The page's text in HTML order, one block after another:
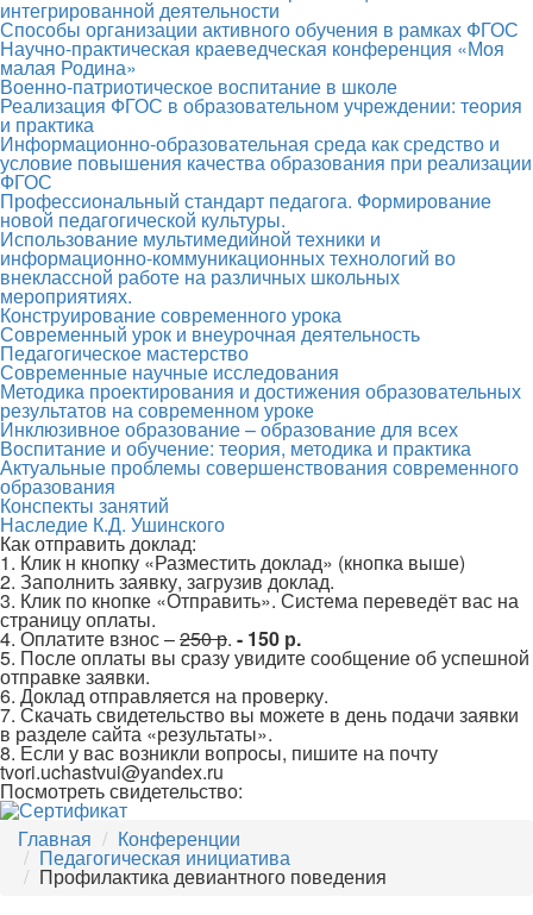
интегрированной деятельности
Способы организации активного обучения в рамках ФГОС
Научно-практическая краеведческая конференция «Моя
малая Родина»
Военно-патриотическое воспитание в школе
Реализация ФГОС в образовательном учреждении: теория
и практика
Информационно-образовательная среда как средство и
условие повышения качества образования при реализации
ФГОС
Профессиональный стандарт педагога. Формирование
новой педагогической культуры.
Использование мультимедийной техники и
информационно-коммуникационных технологий во
внеклассной работе на различных школьных
мероприятиях.
Конструирование современного урока
Современный урок и внеурочная деятельность
Педагогическое мастерство
Современные научные исследования
Методика проектирования и достижения образовательных
результатов на современном уроке
Инклюзивное образование – образование для всех
Воспитание и обучение: теория, методика и практика
Актуальные проблемы совершенствования современного
образования
Конспекты занятий
Наследие К.Д. Ушинского
Как отправить доклад:
1. Клик н кнопку «Разместить доклад» (кнопка выше)
2. Заполнить заявку, загрузив доклад.
3. Клик по кнопке «Отправить». Система переведёт вас на
страницу оплаты.
4. Оплатите взнос –250 р. - 150 р.
5. После оплаты вы сразу увидите сообщение об успешной
отправке заявки.
6. Доклад отправляется на проверку.
7. Скачать свидетельство вы можете в день подачи заявки
в разделе сайта «результаты».
8. Если у вас возникли вопросы, пишите на почту
tvori.uchastvui@yandex.ru
Посмотреть свидетельство:
Главная
Конференции
Педагогическая инициатива
Профилактика девиантного поведения